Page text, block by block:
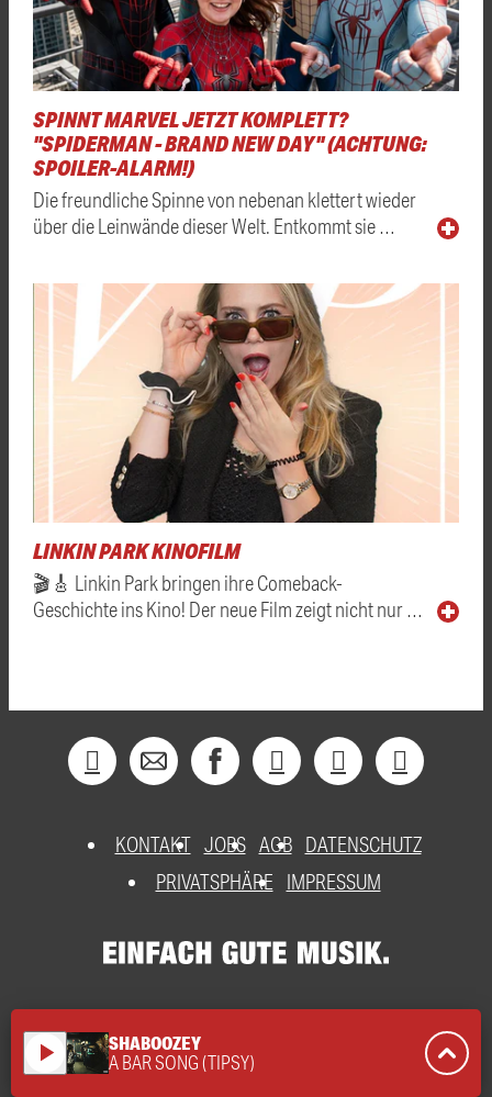
SPINNT MARVEL JETZT KOMPLETT?
"SPIDERMAN - BRAND NEW DAY" (ACHTUNG:
SPOILER-ALARM!)
Die freundliche Spinne von nebenan klettert wieder
über die Leinwände dieser Welt. Entkommt sie …
LINKIN PARK KINOFILM
🎬🎸 Linkin Park bringen ihre Comeback-
Geschichte ins Kino! Der neue Film zeigt nicht nur …
KONTAKT JOBS AGB DATENSCHUTZ
PRIVATSPHÄRE
IMPRESSUM
play_arrow SHABOOZEY
A BAR SONG (TIPSY)